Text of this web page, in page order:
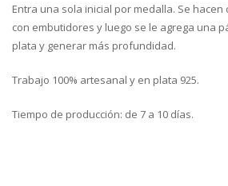
Entra una sola inicial por medalla. Se hacen
con embutidores y luego se le agrega una
plata y generar más profundidad.
Trabajo 100% artesanal y en plata 925.
Tiempo de producción: de 7 a 10 días.